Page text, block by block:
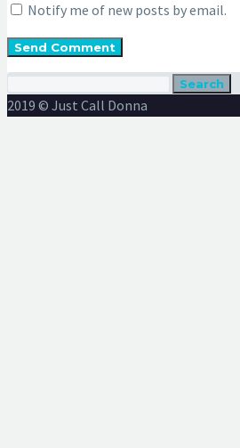
Notify me of new posts by email.
Send Comment
Search
2019 © Just Call Donna